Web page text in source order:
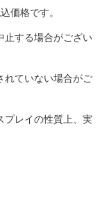
価格です。
止する場合がござい
れていない場合がご
プレイの性質上、実